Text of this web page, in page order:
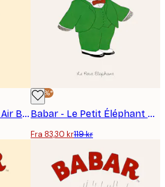
Babar and Zephir Hot Air Balloon Plakat
-30%*
Babar - Le Petit Éléphant Plakat
Fra 83,30 kr119 kr